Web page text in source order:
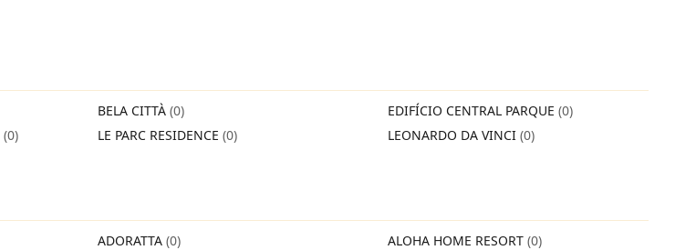
BELA CITTÀ (0) EDIFÍCIO CENTRAL PARQUE (0)
(0) LE PARC RESIDENCE (0) LEONARDO DA VINCI (0)
ADORATTA (0) ALOHA HOME RESORT (0)